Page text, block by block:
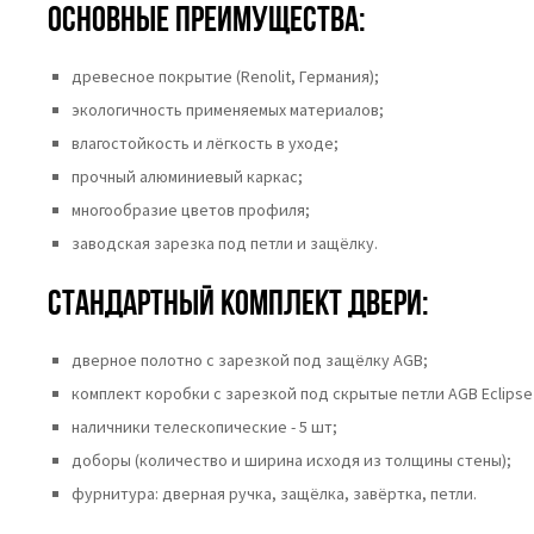
Основные преимущества:
древесное покрытие (Renolit, Германия);
экологичность применяемых материалов;
влагостойкость и лёгкость в уходе;
прочный алюминиевый каркас;
многообразие цветов профиля;
заводская зарезка под петли и защёлку.
Стандартный комплект двери:
дверное полотно с зарезкой под защёлку AGB;
комплект коробки с зарезкой под скрытые петли AGB
наличники телескопические - 5 шт;
доборы (количество и ширина исходя из толщины стены);
фурнитура: дверная ручка, защёлка, завёртка, петли.